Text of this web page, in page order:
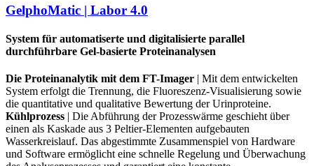
GelphoMatic | Labor 4.0
System für automatiserte und digitalisierte parallel
durchführbare Gel-basierte Proteinanalysen
Die Proteinanalytik mit dem FT-Imager | Mit dem entwickelten
System erfolgt die Trennung, die Fluoreszenz-Visualisierung sowie
die quantitative und qualitative Bewertung der Urinproteine.
Kühlprozess | Die Abführung der Prozesswärme geschieht über
einen als Kaskade aus 3 Peltier-Elementen aufgebauten
Wasserkreislauf. Das abgestimmte Zusammenspiel von Hardware
und Software ermöglicht eine schnelle Regelung und Überwachung